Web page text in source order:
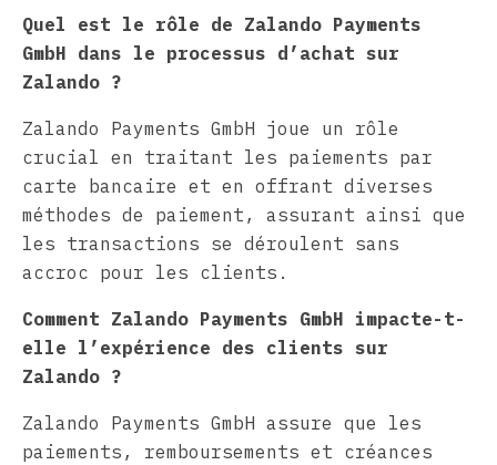
Quel est le rôle de Zalando Payments
GmbH dans le processus d’achat sur
Zalando ?
Zalando Payments GmbH joue un rôle
crucial en traitant les paiements par
carte bancaire et en offrant diverses
méthodes de paiement, assurant ainsi que
les transactions se déroulent sans
accroc pour les clients.
Comment Zalando Payments GmbH impacte-t-
elle l’expérience des clients sur
Zalando ?
Zalando Payments GmbH assure que les
paiements, remboursements et créances